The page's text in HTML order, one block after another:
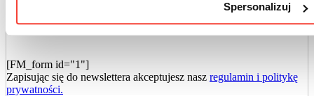
Spersonalizuj
[FM_form id="1"]
Zapisując się do newslettera akceptujesz nasz regulamin i politykę
prywatności.